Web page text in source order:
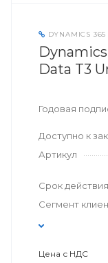
DYNAMICS 365
Data T3
Годовая
Доступно к
Артикул
Срок действия
Сегмент
Цена с НДС